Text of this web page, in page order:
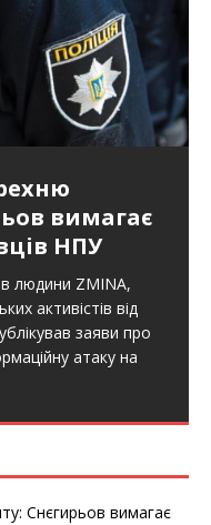
вимагає
НПУ
людини ZMINA,
активістів від
заяви про
атаку на
Снєгирьов вимагає